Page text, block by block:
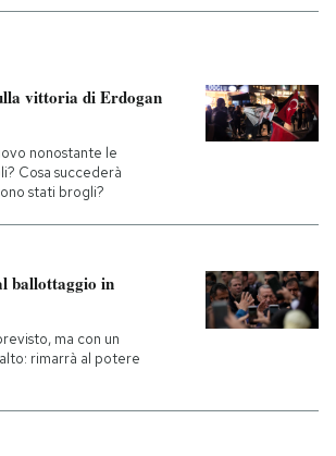
Libri
Ok Boomer!
vittoria di Erdogan
nonostante le
Cosa succederà
stati brogli?
ballottaggio in
ma con un
rimarrà al potere